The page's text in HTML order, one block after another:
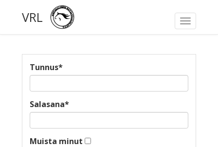
Toggle
VRL
Tunnus*
Salasana*
Muista minut